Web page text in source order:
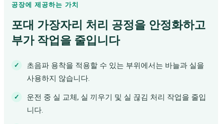
공장에 제공하는 가치
포대 가장자리 처리 공정을 안정화하고
부가 작업을 줄입니다
초음파 용착을 적용할 수 있는 부위에서는 바늘과 실을
사용하지 않습니다.
운전 중 실 교체, 실 끼우기 및 실 끊김 처리 작업을 줄입
니다.